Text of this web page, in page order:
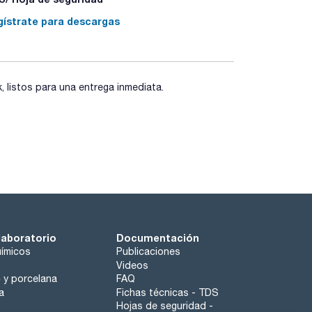
para descargas
para una entrega inmediata.
y porcelana
Documentación
Publicaciones
Videos
FAQ
Fichas técnicas - TDS
Hojas de seguridad -